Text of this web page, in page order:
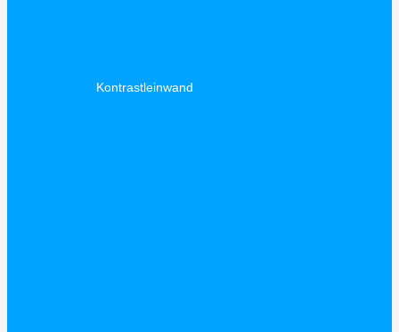
Kontrastleinwand